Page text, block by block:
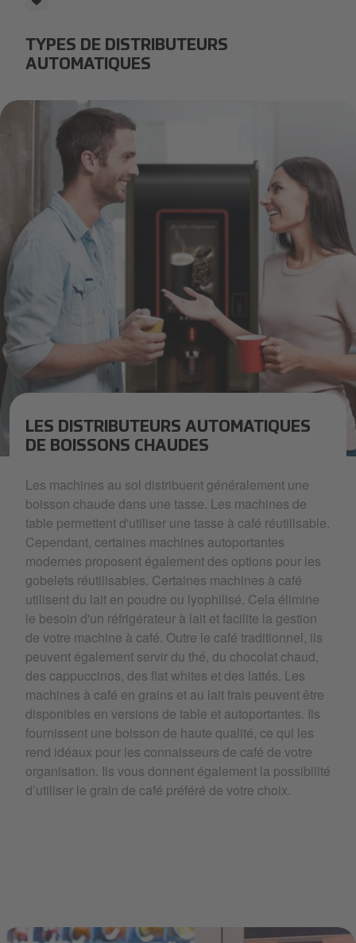
TYPES DE DISTRIBUTEURS
AUTOMATIQUES
LES DISTRIBUTEURS AUTOMATIQUES
DE BOISSONS CHAUDES
Les machines au sol distribuent généralement une
boisson chaude dans une tasse. Les machines de
table permettent d'utiliser une tasse à café réutilisable.
Cependant, certaines machines autoportantes
modernes proposent également des options pour les
gobelets réutilisables. Certaines machines à café
utilisent du lait en poudre ou lyophilisé. Cela élimine
le besoin d'un réfrigérateur à lait et facilite la gestion
de votre machine à café. Outre le café traditionnel, ils
peuvent également servir du thé, du chocolat chaud,
des cappuccinos, des flat whites et des lattés. Les
machines à café en grains et au lait frais peuvent être
disponibles en versions de table et autoportantes. Ils
fournissent une boisson de haute qualité, ce qui les
rend idéaux pour les connaisseurs de café de votre
organisation. Ils vous donnent également la possibilité
d’utiliser le grain de café préféré de votre choix.